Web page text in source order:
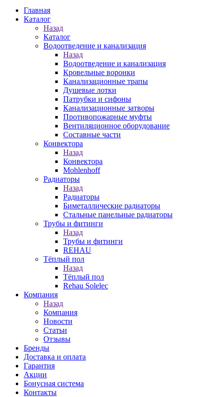
Главная
Каталог
Назад
Каталог
Водоотведение и канализация
Назад
Водоотведение и канализация
Кровельные воронки
Канализационные трапы
Душевые лотки
Патрубки и сифоны
Канализационные затворы
Противопожарные муфты
Вентиляционное оборудование
Составные части
Конвектора
Назад
Конвектора
Mohlenhoff
Радиаторы
Назад
Радиаторы
Биметаллические радиаторы
Стальные панельные радиаторы
Трубы и фитинги
Назад
Трубы и фитинги
REHAU
Тёплый пол
Назад
Тёплый пол
Rehau Solelec
Компания
Назад
Компания
Новости
Статьи
Отзывы
Бренды
Доставка и оплата
Гарантия
Акции
Бонусная система
Контакты